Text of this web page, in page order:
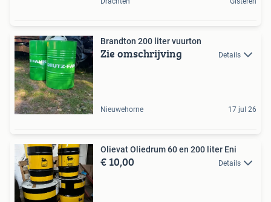
Brandton 200 liter vuurton
Zie omschrijving Details
Nieuwehorne 17 jul 26
Olievat Oliedrum 60 en 200 liter Eni
€ 10,00 Details